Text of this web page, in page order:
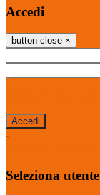
Accedi
button close ×
-
Seleziona utente